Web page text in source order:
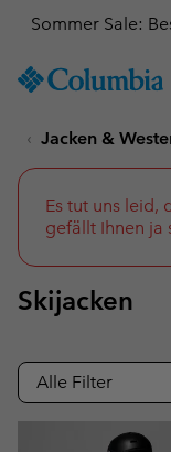
TO
SKIP
NAV
SKIP
TO
SEARCH
Jacken &
Es tut uns leid,
gefällt Ihnen ja
Skijacken
Alle Filter